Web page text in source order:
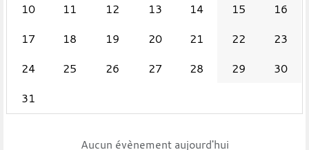
10
11 12 13 14 15
16
17
18 19 20 21 22
23
24
25 26 27 28 29
30
31
Aucun évènement aujourd'hui